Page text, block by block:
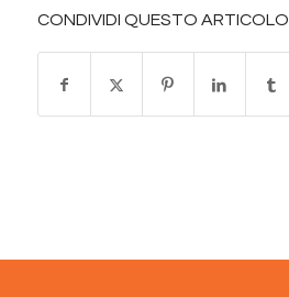
CONDIVIDI QUESTO ARTICOLO